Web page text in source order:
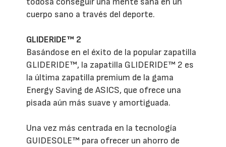
cuerpo sano a través del deporte.
GLIDERIDE™ 2
Basándose en el éxito de la popular zapatilla
GLIDERIDE™, la zapatilla GLIDERIDE™ 2 es
la última zapatilla premium de la gama
Energy Saving de ASICS, que ofrece una
pisada aún más suave y amortiguada.
Una vez más centrada en la tecnología
GUIDESOLE™ para ofrecer un ahorro de